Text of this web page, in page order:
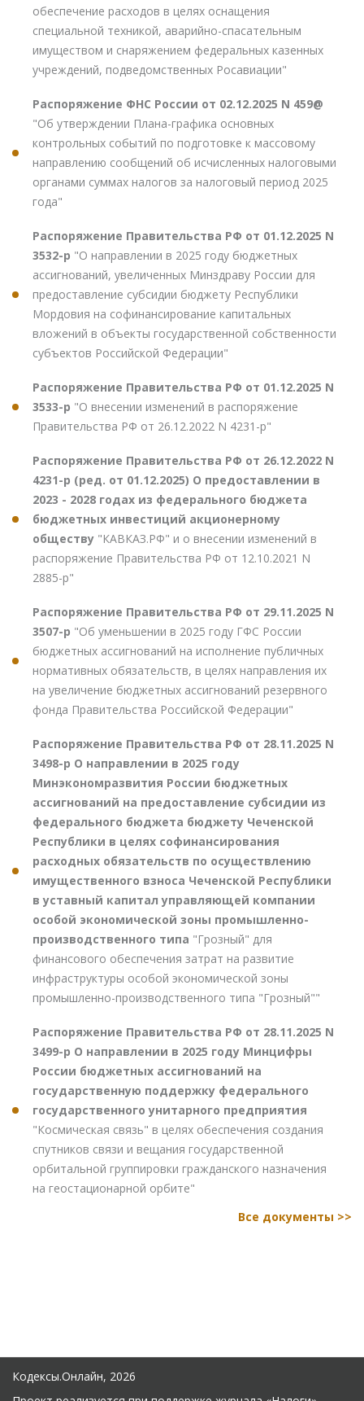
обеспечение расходов в целях оснащения
специальной техникой, аварийно-спасательным
имуществом и снаряжением федеральных казенных
учреждений, подведомственных Росавиации"
Распоряжение ФНС России от 02.12.2025 N 459@
"Об утверждении Плана-графика основных
контрольных событий по подготовке к массовому
направлению сообщений об исчисленных налоговыми
органами суммах налогов за налоговый период 2025
года"
Распоряжение Правительства РФ от 01.12.2025 N
3532-р "О направлении в 2025 году бюджетных
ассигнований, увеличенных Минздраву России для
предоставление субсидии бюджету Республики
Мордовия на софинансирование капитальных
вложений в объекты государственной собственности
субъектов Российской Федерации"
Распоряжение Правительства РФ от 01.12.2025 N
3533-р "О внесении изменений в распоряжение
Правительства РФ от 26.12.2022 N 4231-р"
Распоряжение Правительства РФ от 26.12.2022 N
4231-р (ред. от 01.12.2025) О предоставлении в
2023 - 2028 годах из федерального бюджета
бюджетных инвестиций акционерному
обществу "КАВКАЗ.РФ" и о внесении изменений в
распоряжение Правительства РФ от 12.10.2021 N
2885-р"
Распоряжение Правительства РФ от 29.11.2025 N
3507-р "Об уменьшении в 2025 году ГФС России
бюджетных ассигнований на исполнение публичных
нормативных обязательств, в целях направления их
на увеличение бюджетных ассигнований резервного
фонда Правительства Российской Федерации"
Распоряжение Правительства РФ от 28.11.2025 N
3498-р О направлении в 2025 году
Минэкономразвития России бюджетных
ассигнований на предоставление субсидии из
федерального бюджета бюджету Чеченской
Республики в целях софинансирования
расходных обязательств по осуществлению
имущественного взноса Чеченской Республики
в уставный капитал управляющей компании
особой экономической зоны промышленно-
производственного типа "Грозный" для
финансового обеспечения затрат на развитие
инфраструктуры особой экономической зоны
промышленно-производственного типа "Грозный""
Распоряжение Правительства РФ от 28.11.2025 N
3499-р О направлении в 2025 году Минцифры
России бюджетных ассигнований на
государственную поддержку федерального
государственного унитарного предприятия
"Космическая связь" в целях обеспечения создания
спутников связи и вещания государственной
орбитальной группировки гражданского назначения
на геостационарной орбите"
Все документы >>
Кодексы.Онлайн, 2026